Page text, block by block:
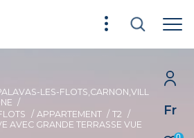
Fr
LES-FLOTS,CARNON,VILL
APPARTEMENT
T2
AVEC GRANDE TERRASSE VUE